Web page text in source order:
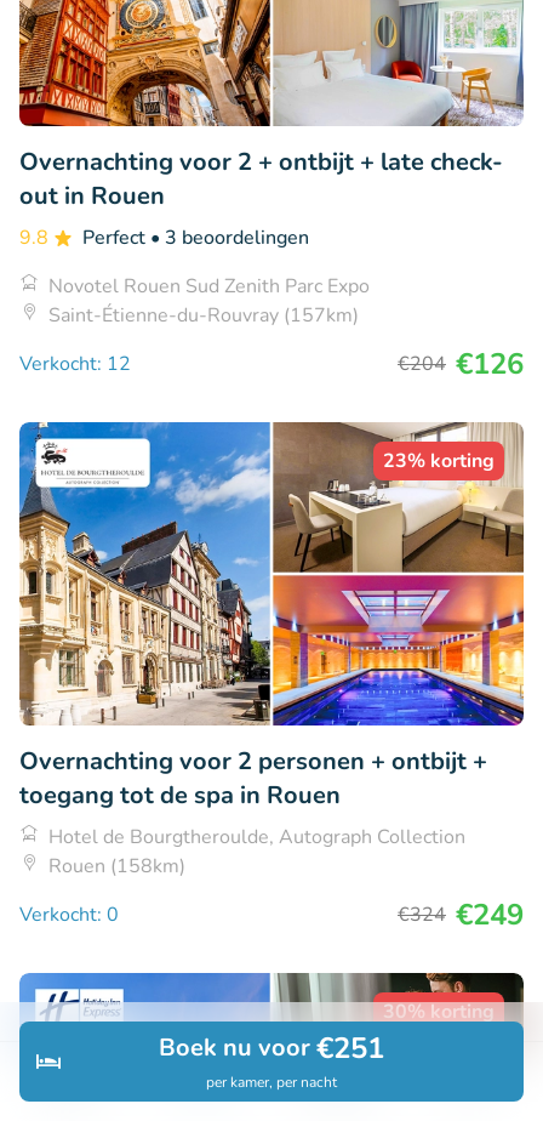
Zoeken Boekingen
Boek nu voor€251
per kamer, per nacht
Overnachting voor 2 + ontbijt + late check-
out in Rouen
9.8 Perfect • 3 beoordelingen
Novotel Rouen Sud Zenith Parc Expo
Saint-Étienne-du-Rouvray (157km)
Verkocht: 12
€204 €126
23% korting
Overnachting voor 2 personen + ontbijt +
toegang tot de spa in Rouen
Hotel de Bourgtheroulde, Autograph Collection
Rouen (158km)
Verkocht: 0
€324 €249
30% korting